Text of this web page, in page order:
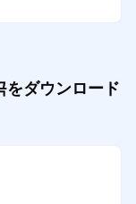
をダウンロード